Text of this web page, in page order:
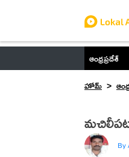
ఆంధ్రప్రదేశ్
హోమ్
By